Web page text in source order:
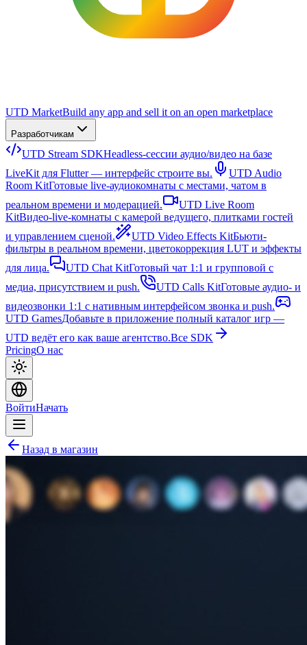
UTD MarketBuild any app and sell it on an open marketplace
Разработчикам
UTD Stream SDKHeadless-сессии аудио/видео на базе
LiveKit для Flutter — интерфейс строите вы.
UTD Audio
Room KitГотовые live-аудиокомнаты с местами, чатом в
реальном времени и модерацией.
UTD Live Room
KitВидео-live-комнаты с камерой ведущего, плитками гостей
и управлением сценой.
UTD Video Effects KitБьюти-
фильтры в реальном времени, цветокоррекция LUT и эффекты
для лица.
UTD Chat KitГотовый чат 1:1 и групповой с
медиа, присутствием и push.
UTD Calls KitГотовые аудио- и
видеозвонки 1:1 с нативным интерфейсом звонка и push.
UTD GamesДобавьте в приложение полный каталог игр —
UTD ведёт его как ваше агентство.Все SDK
PricingО нас
ВойтиНачать
Назад в магазин